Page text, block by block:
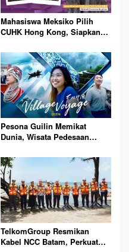
Mahasiswa Meksiko Pilih
CUHK Hong Kong, Siapkan
Beasiswa Internasional
Bergengsi
Pesona Guilin Memikat
Dunia, Wisata Pedesaan
dan Alam Tak Terlupakan
Bersama
TelkomGroup Resmikan
Kabel NCC Batam, Perkuat